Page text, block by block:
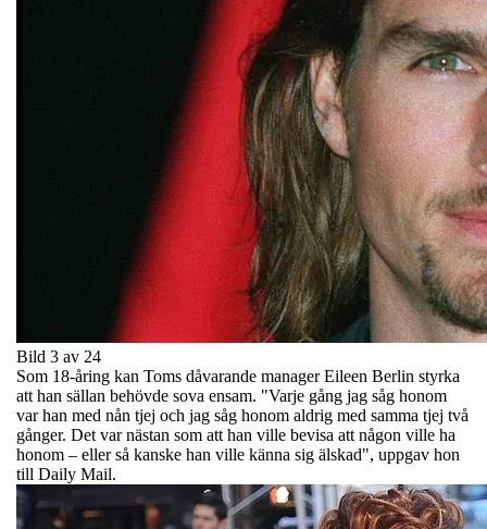
Bild 3 av 24
Som 18-åring kan Toms dåvarande manager Eileen Berlin styrka
att han sällan behövde sova ensam. "Varje gång jag såg honom
var han med nån tjej och jag såg honom aldrig med samma tjej två
gånger. Det var nästan som att han ville bevisa att någon ville ha
honom – eller så kanske han ville känna sig älskad", uppgav hon
till Daily Mail.